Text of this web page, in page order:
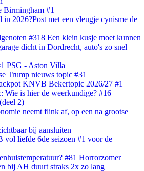
Birmingham #1
in 2026?Post met een vleugje cynisme de
#318 Een klein kusje moet kunnen
dicht in Dordrecht, auto's zo snel
PSG - Aston Villa
Trump nieuws topic #31
KNVB Bekertopic 2026/27 #1
Wie is hier de weerkundige? #16
2)
neemt flink af, op een na grootse
bij aansluiten
liefde 6de seizoen #1 voor de
#81 Horrorzomer
bij AH duurt straks 2x zo lang